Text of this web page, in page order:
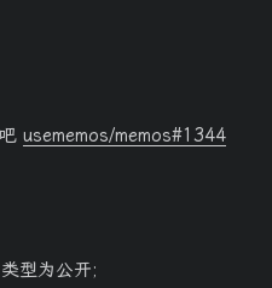
usememos/memos#1344
型为公开;